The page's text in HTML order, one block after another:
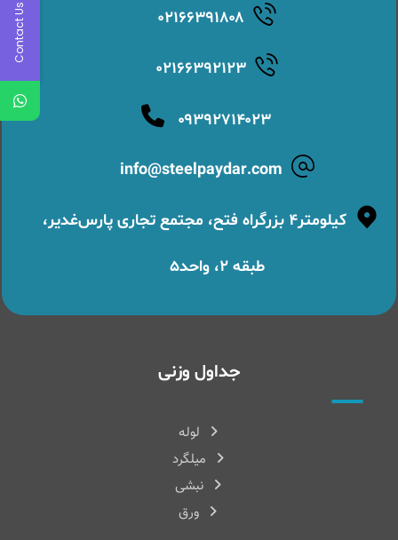
۰۲۱۶۶۳۹۱۸۰۸
۰۲۱۶۶۳۹۲۱۲۳
۰۹۳۹۲۷۱۴۰۲۳
info@steelpaydar.com
کیلومتر۴ بزرگراه فتح، مجتمع تجاری پارس‌غدیر،
طبقه ۲، واحد۵
جداول وزنی
لوله
میلگرد
نبشی
ورق
Contact Us